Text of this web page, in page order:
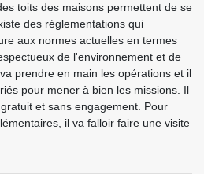
toits des maisons permettent de se
des réglementations qui
aux normes actuelles en termes
de l'environnement et de
prendre en main les opérations et il
pour mener à bien les missions. Il
et sans engagement. Pour
il va falloir faire une visite